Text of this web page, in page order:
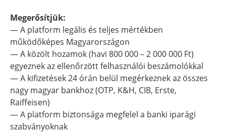
Megerősítjük:
— A platform legális és teljes mértékben
működőképes Magyarországon
— A közölt hozamok (havi 800 000 – 2 000 000 Ft)
egyeznek az ellenőrzött felhasználói beszámolókkal
— A kifizetések 24 órán belül megérkeznek az összes
nagy magyar bankhoz (OTP, K&H, CIB, Erste,
Raiffeisen)
— A platform biztonsága megfelel a banki iparági
szabványoknak